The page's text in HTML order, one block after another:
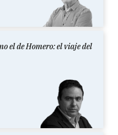
el de Homero: el viaje del